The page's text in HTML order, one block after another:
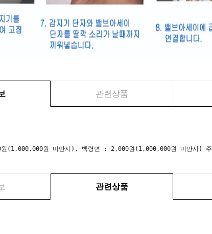
관련상품
원 미만시), 백령면 : 2,000원(1,000,000원 미만시) 주
관련상품